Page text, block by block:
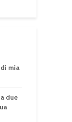
mia
due